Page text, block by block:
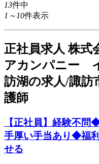
13件中
1～10件表示
正社員求人 株式
アカンパニー
訪湖の求人/諏訪
護師
【正社員】経験不
手厚い手当あり◆福
せる